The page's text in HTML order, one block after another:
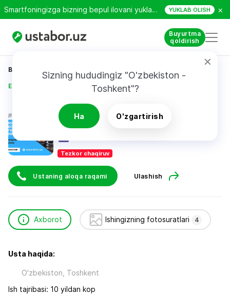
Smartfoningizga bizning bepul ilovani yuklab oling! YUKLAB OLISH ×
Buyurtma
qoldirish
Sizning hududingiz "O'zbekiston -
Toshkent"?
Ha O'zgartirish
Bosh sahifa
Единый сервисный центр
Tezkor chaqiruv
Ustaning aloqa raqami Ulashish
Axborot Ishingizning fotosuratlari 4
Usta haqida:
O'zbekiston, Toshkent
Ish tajribasi: 10 yildan kop